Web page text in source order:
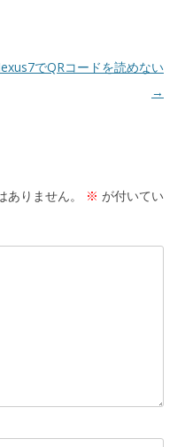
でQRコードを読めない
→
りません。 ※ が付いてい